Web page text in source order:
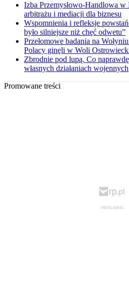
Izba Przemysłowo-Handlowa
arbitrażu i mediacji dla biznesu
Wspomnienia i refleksje
było silniejsze niż chęć odwetu”
Przełomowe badania na
Polacy ginęli w Woli
Zbrodnie pod lupą. Co
własnych działaniach wojennych
Promowane treści